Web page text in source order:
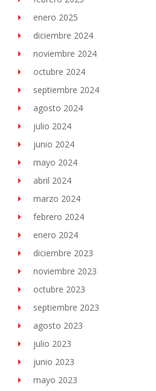
enero 2025
diciembre 2024
noviembre 2024
octubre 2024
septiembre 2024
agosto 2024
julio 2024
junio 2024
mayo 2024
abril 2024
marzo 2024
febrero 2024
enero 2024
diciembre 2023
noviembre 2023
octubre 2023
septiembre 2023
agosto 2023
julio 2023
junio 2023
mayo 2023